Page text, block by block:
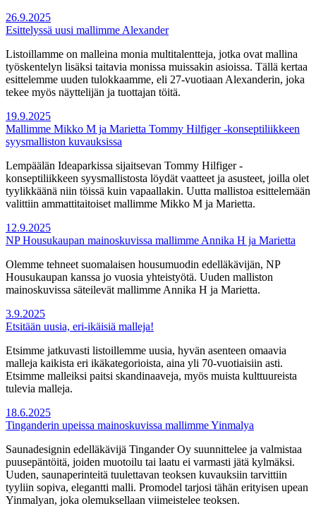
26.9.2025
Esittelyssä uusi mallimme Alexander
Listoillamme on malleina monia multitalentteja, jotka ovat mallina
työskentelyn lisäksi taitavia monissa muissakin asioissa. Tällä kertaa
esittelemme uuden tulokkaamme, eli 27-vuotiaan Alexanderin, joka
tekee myös näyttelijän ja tuottajan töitä.
19.9.2025
Mallimme Mikko M ja Marietta Tommy Hilfiger -konseptiliikkeen
syysmalliston kuvauksissa
Lempäälän Ideaparkissa sijaitsevan Tommy Hilfiger -
konseptiliikkeen syysmallistosta löydät vaatteet ja asusteet, joilla olet
tyylikkäänä niin töissä kuin vapaallakin. Uutta mallistoa esittelemään
valittiin ammattitaitoiset mallimme Mikko M ja Marietta.
12.9.2025
NP Housukaupan mainoskuvissa mallimme Annika H ja Marietta
Olemme tehneet suomalaisen housumuodin edelläkävijän, NP
Housukaupan kanssa jo vuosia yhteistyötä. Uuden malliston
mainoskuvissa säteilevät mallimme Annika H ja Marietta.
3.9.2025
Etsitään uusia, eri-ikäisiä malleja!
Etsimme jatkuvasti listoillemme uusia, hyvän asenteen omaavia
malleja kaikista eri ikäkategorioista, aina yli 70-vuotiaisiin asti.
Etsimme malleiksi paitsi skandinaaveja, myös muista kulttuureista
tulevia malleja.
18.6.2025
Tinganderin upeissa mainoskuvissa mallimme Yinmalya
Saunadesignin edelläkävijä Tingander Oy suunnittelee ja valmistaa
puusepäntöitä, joiden muotoilu tai laatu ei varmasti jätä kylmäksi.
Uuden, saunaperinteitä tuulettavan teoksen kuvauksiin tarvittiin
tyyliin sopiva, elegantti malli. Promodel tarjosi tähän erityisen upean
Yinmalyan, joka olemuksellaan viimeistelee teoksen.